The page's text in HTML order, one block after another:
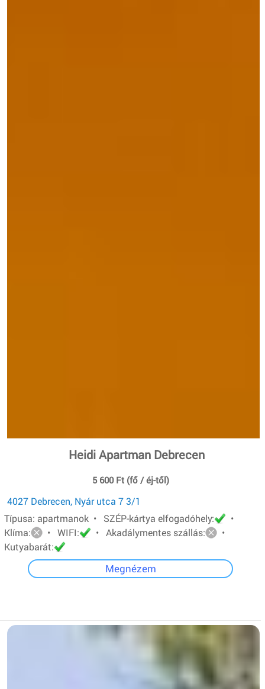
Heidi Apartman Debrecen
5 600 Ft (fő / éj-től)
4027 Debrecen, Nyár utca 7 3/1
Típusa: apartmanok • SZÉP-kártya elfogadóhely:
•
Klíma:
• WIFI: • Akadálymentes szállás:
•
Kutyabarát:
Megnézem